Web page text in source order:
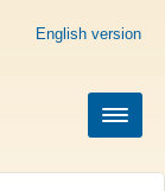
English version